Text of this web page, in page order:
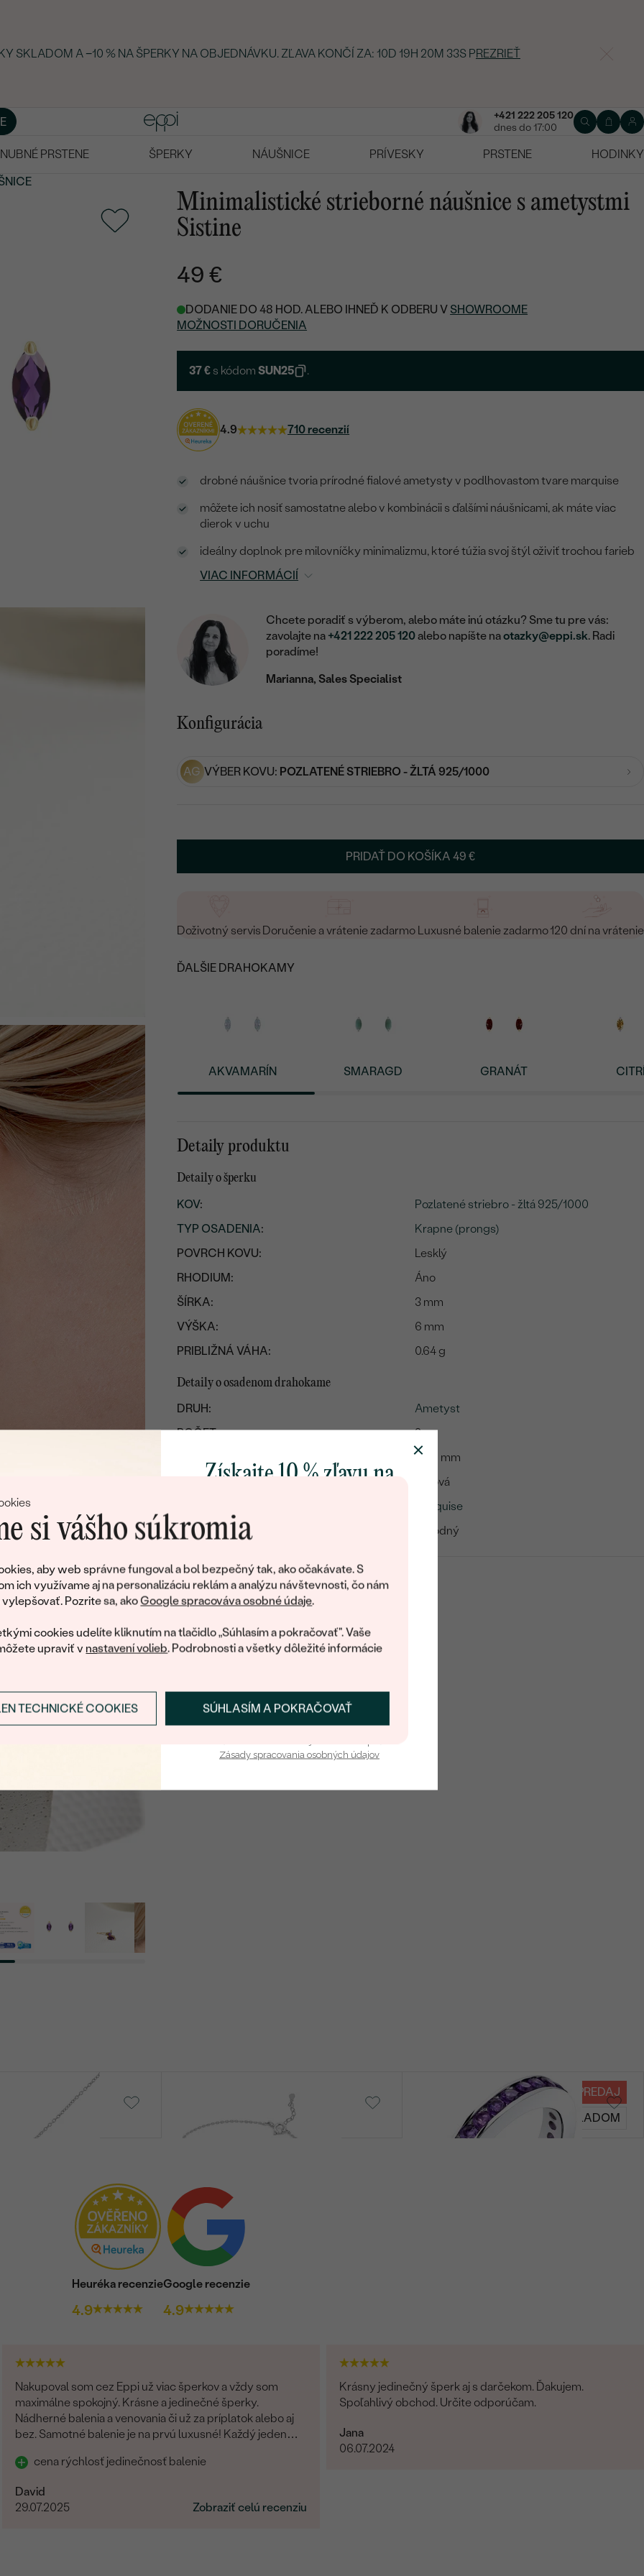
si vášho súkromia
aby web správne fungoval a bol bezpečný tak, ako očakávate. S
ich využívame aj na personalizáciu reklám a analýzu návštevnosti, čo nám
Pozrite sa, akoGoogle spracováva osobné údaje.
cookies udelíte kliknutím na tlačidlo „Súhlasím a pokračovať". Vaše
upraviť v nastavení volieb. Podrobnosti a všetky dôležité informácie
SÚHLASÍM A POKRAČOVAŤ
TECHNICKÉ COOKIES
SKLADOM A −10 % NA ŠPERKY NA OBJEDNÁVKU. ZĽAVA KONČÍ ZA: 10D 19H 20M 32S PREZRIEŤ
+421 222 205 120
dnes do 17:00
PRSTENE ŠPERKY NÁUŠNICE PRÍVESKY PRSTENE
HODINKY
Minimalistické strieborné náušnice s ametystmi
Sistine
49 €
DODANIE DO 48 HOD. ALEBO IHNEĎ K ODBERU V SHOWROOME
MOŽNOSTI DORUČENIA
37 € s kódomSUN25 .
4.9 710 recenzií
drobné náušnice tvoria prírodné fialové ametysty v podlhovastom tvare marquise
môžete ich nosiť samostatne alebo v kombinácii s ďalšími náušnicami, ak máte viac
dierok v uchu
ideálny doplnok pre milovníčky minimalizmu, ktoré túžia svoj štýl oživiť trochou farieb
VIAC INFORMÁCIÍ
Chcete poradiť s výberom, alebo máte inú otázku? Sme tu pre vás:
zavolajte na +421 222 205 120alebo napíšte naotazky@eppi.sk. Radi
poradíme!
Marianna, Sales Specialist
Konfigurácia
AG VÝBER KOVU: POZLATENÉ STRIEBRO - ŽLTÁ 925/1000
PRIDAŤ DO KOŠÍKA49 €
Doživotný servis Doručenie a vrátenie zadarmo Luxusné balenie zadarmo120 dní na vrátenie
ĎALŠIE DRAHOKAMY
AKVAMARÍN SMARAGD GRANÁT
Detaily produktu
Detaily o šperku
KOV:
Pozlatené striebro - žltá 925/1000
TYP OSADENIA:
Krapne (prongs)
POVRCH KOVU:
Lesklý
RHODIUM:
Áno
ŠÍRKA:
3 mm
VÝŠKA:
6 mm
PRIBLIŽNÁ VÁHA:
0.64 g
Detaily o osadenom drahokame
DRUH:
Ametyst
POČET:
2
3 x 6 mm
Fialová
Marquise
PÔVOD:
Prírodný
€ 219 € 257
VÝPREDAJ
SKLADOM
Heuréka recenzie
4.9
Google recenzie
4.9
Nakupoval som cez Eppi už viac šperkov a vždy som
maximálne spokojný. Krásne a jedinečné šperky.
Nádherné balenia a venovania či už za príplatok alebo aj
bez. Samotné balenie je na prvú luxusné! Každý jeden
cena rýchlosť jedinečnosť balenie
David
29.07.2025
Zobraziť celú recenziu
Krásny jedinečný šperk aj s darčekom. Ďakujem.
Spoľahlivý obchod. Určite odporúčam.
Jana
06.07.2024
Získajte 10 % zľavu na
poctivo vyrábaných šperkov Eppi.
Ako darček na privítanie vám
obratom pošleme zľavový kód na
Prihlásiť sa a získať zľavu
Zásady spracovania osobných údajov